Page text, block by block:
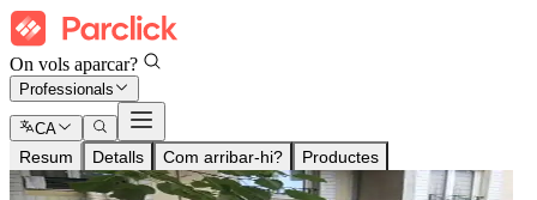
On vols aparcar?
Professionals
CA
Resum Detalls Com arribar-hi? Productes